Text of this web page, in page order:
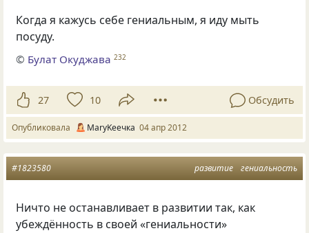
Когда я кажусь себе гениальным, я иду мыть
посуду.
© Булат Окуджава 232
27 10 Обсудить
Опубликовала MaryKeeчка 04 апр 2012
развитие гениальность
#1823580
Ничто не останавливает в развитии так, как
убеждённость в своей «гениальности»